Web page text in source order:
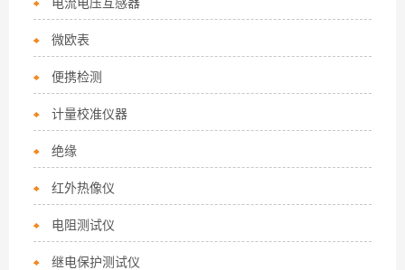
微欧表
便携检测
计量校准仪器
绝缘
红外热像仪
电阻测试仪
继电保护测试仪